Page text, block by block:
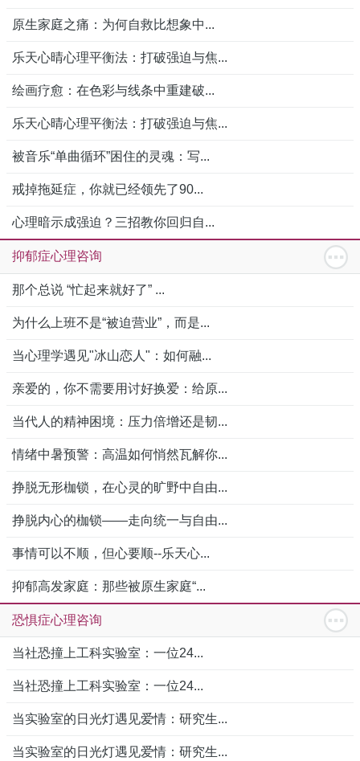
原生家庭之痛：为何自救比想象中...
乐天心晴心理平衡法：打破强迫与焦...
绘画疗愈：在色彩与线条中重建破...
乐天心晴心理平衡法：打破强迫与焦...
被音乐“单曲循环”困住的灵魂：写...
戒掉拖延症，你就已经领先了90...
心理暗示成强迫？三招教你回归自...
抑郁症心理咨询
那个总说 “忙起来就好了” ...
为什么上班不是“被迫营业”，而是...
当心理学遇见"冰山恋人"：如何融...
亲爱的，你不需要用讨好换爱：给原...
当代人的精神困境：压力倍增还是韧...
情绪中暑预警：高温如何悄然瓦解你...
挣脱无形枷锁，在心灵的旷野中自由...
挣脱内心的枷锁——走向统一与自由...
事情可以不顺，但心要顺--乐天心...
抑郁高发家庭：那些被原生家庭“...
恐惧症心理咨询
当社恐撞上工科实验室：一位24...
当社恐撞上工科实验室：一位24...
当实验室的日光灯遇见爱情：研究生...
当实验室的日光灯遇见爱情：研究生...